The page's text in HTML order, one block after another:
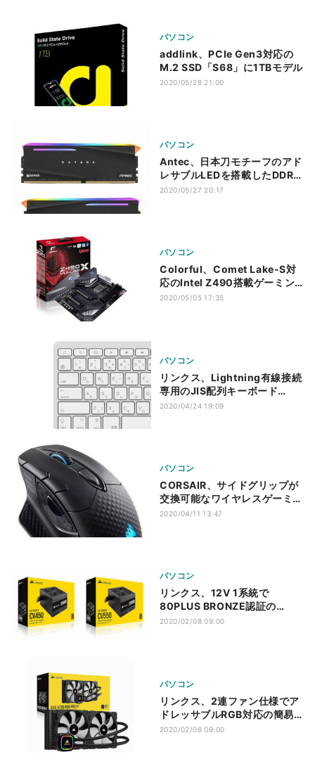
パソコン
addlink、PCIe Gen3対応の
M.2 SSD「S68」に1TBモデル
2020/05/28 21:00
パソコン
Antec、日本刀モチーフのアド
レサブルLEDを搭載したDDR4
メモリ「KATANA」
2020/05/27 20:17
パソコン
Colorful、Comet Lake-S対
応のIntel Z490搭載ゲーミン
グマザーボード3モデル
2020/05/05 17:35
パソコン
リンクス、Lightning有線接続
専用のJIS配列キーボード
「Lightning KANA-JIS」
2020/04/24 19:09
パソコン
CORSAIR、サイドグリップが
交換可能なワイヤレスゲーミン
グマウスを発売
2020/04/11 13:47
パソコン
リンクス、12V 1系統で
80PLUS BRONZE認証の
CORSAIR製ATX電源ユニット
2020/02/08 09:00
パソコン
リンクス、2連ファン仕様でア
ドレッサブルRGB対応の簡易水
冷CPUクーラー
2020/02/08 09:00